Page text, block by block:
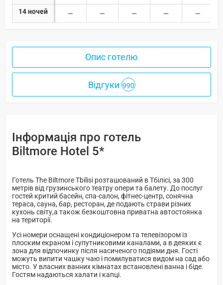
14 ночей
Опис готелю
Відгуки 990
Інформація про готель
Biltmore Hotel 5*
Готель The Biltmore Tbilisi розташований в Тбілісі, за 300
метрів від грузинського театру опери та балету. До послуг
гостей критий басейн, спа-салон, фітнес-центр, сонячна
тераса, сауна, бар, ресторан, де подають страви різних
кухонь світу,а також безкоштовна приватна автостоянка
на території.
Усі номери оснащені кондиціонером та телевізором із
плоским екраном і супутниковими каналами, а в деяких є
зона для відпочинку після насиченого подіями дня. Гості
можуть випити чашку чаю і помилуватися видом на сад або
місто. У власних ванних кімнатах встановлені ванна і біде.
Гостям надаються халати і капці.